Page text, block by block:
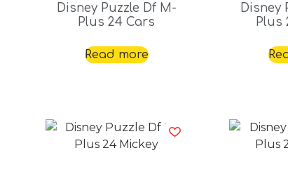
Disney Puzzle Df M-
Plus 24 Cars
Read more
Disney
Plus